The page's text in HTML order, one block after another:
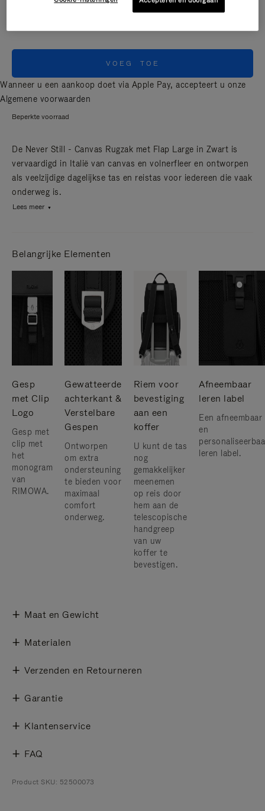
VOEG TOE
Wanneer u een aankoop doet via Apple Pay, accepteert u onze
Algemene voorwaarden
Beperkte voorraad
De Never Still - Canvas Rugzak met Flap Large in Zwart is
vervaardigd in Italië van canvas en volnerfleer en ontworpen
als veelzijdige dagelijkse tas en reistas voor iedereen die vaak
onderweg is.
Lees meer
Belangrijke Elementen
Gesp
met Clip
Logo
Gesp met
clip met
het
monogram
van
RIMOWA.
Gewatteerde
achterkant &
Verstelbare
Gespen
Ontworpen
om extra
ondersteuning
te bieden voor
maximaal
comfort
onderweg.
Riem voor
bevestiging
aan een
koffer
U kunt de tas
nog
gemakkelijker
meenemen
op reis door
hem aan de
telescopische
handgreep
van uw
koffer te
bevestigen.
Afneembaar
leren label
Een afneembaar
en
leren label.
Maat en Gewicht
Materialen
Verzenden en Retourneren
Garantie
Klantenservice
FAQ
Product SKU: 52500073